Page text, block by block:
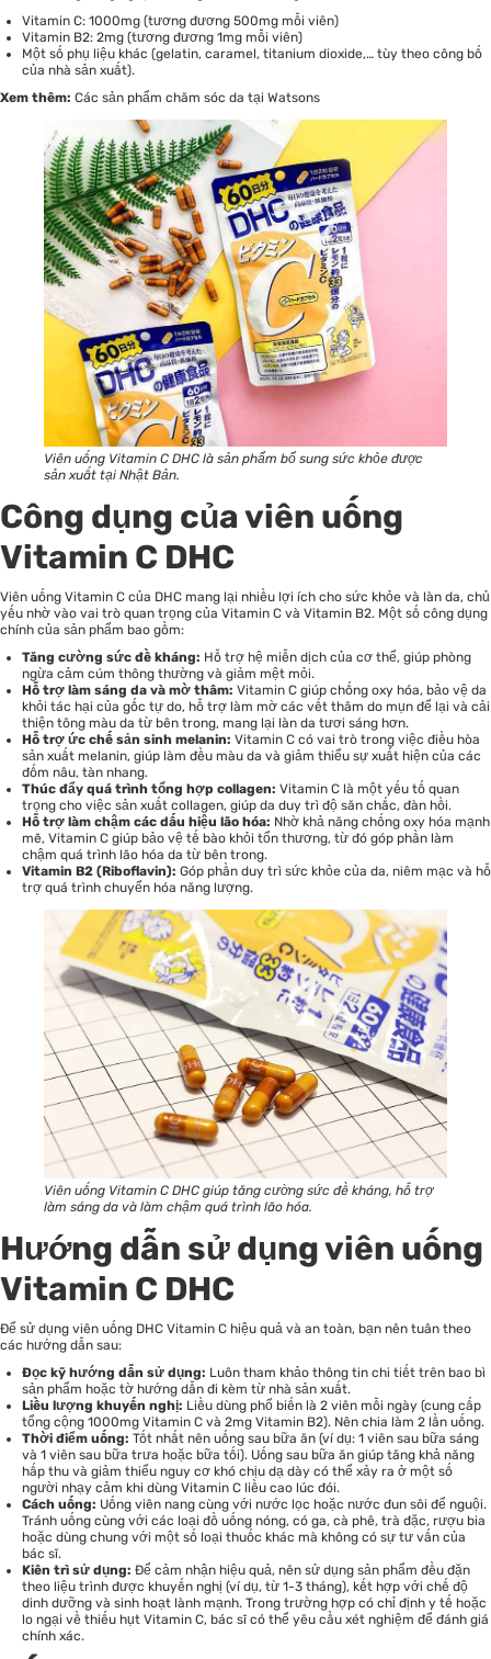
Vitamin C: 1000mg (tương đương 500mg mỗi viên)
Vitamin B2: 2mg (tương đương 1mg mỗi viên)
Một số phụ liệu khác (gelatin, caramel, titanium dioxide,… tùy theo công bố
của nhà sản xuất).
Xem thêm: Các sản phẩm chăm sóc da tại Watsons
Viên uống Vitamin C DHC là sản phẩm bổ sung sức khỏe được
sản xuất tại Nhật Bản.
Công dụng của viên uống
Vitamin C DHC
Viên uống Vitamin C của DHC mang lại nhiều lợi ích cho sức khỏe và làn da, chủ
yếu nhờ vào vai trò quan trọng của Vitamin C và Vitamin B2. Một số công dụng
chính của sản phẩm bao gồm:
Tăng cường sức đề kháng: Hỗ trợ hệ miễn dịch của cơ thể, giúp phòng
ngừa cảm cúm thông thường và giảm mệt mỏi.
Hỗ trợ làm sáng da và mờ thâm: Vitamin C giúp chống oxy hóa, bảo vệ da
khỏi tác hại của gốc tự do, hỗ trợ làm mờ các vết thâm do mụn để lại và cải
thiện tông màu da từ bên trong, mang lại làn da tươi sáng hơn.
Hỗ trợ ức chế sản sinh melanin: Vitamin C có vai trò trong việc điều hòa
sản xuất melanin, giúp làm đều màu da và giảm thiểu sự xuất hiện của các
đốm nâu, tàn nhang.
Thúc đẩy quá trình tổng hợp collagen: Vitamin C là một yếu tố quan
trọng cho việc sản xuất collagen, giúp da duy trì độ săn chắc, đàn hồi.
Hỗ trợ làm chậm các dấu hiệu lão hóa: Nhờ khả năng chống oxy hóa mạnh
mẽ, Vitamin C giúp bảo vệ tế bào khỏi tổn thương, từ đó góp phần làm
chậm quá trình lão hóa da từ bên trong.
Vitamin B2 (Riboflavin): Góp phần duy trì sức khỏe của da, niêm mạc và hỗ
trợ quá trình chuyển hóa năng lượng.
Viên uống Vitamin C DHC giúp tăng cường sức đề kháng, hỗ trợ
làm sáng da và làm chậm quá trình lão hóa.
Hướng dẫn sử dụng viên uống
Vitamin C DHC
Để sử dụng viên uống DHC Vitamin C hiệu quả và an toàn, bạn nên tuân theo
các hướng dẫn sau:
Đọc kỹ hướng dẫn sử dụng: Luôn tham khảo thông tin chi tiết trên bao bì
sản phẩm hoặc tờ hướng dẫn đi kèm từ nhà sản xuất.
Liều lượng khuyến nghị: Liều dùng phổ biến là 2 viên mỗi ngày (cung cấp
tổng cộng 1000mg Vitamin C và 2mg Vitamin B2). Nên chia làm 2 lần uống.
Thời điểm uống: Tốt nhất nên uống sau bữa ăn (ví dụ: 1 viên sau bữa sáng
và 1 viên sau bữa trưa hoặc bữa tối). Uống sau bữa ăn giúp tăng khả năng
hấp thu và giảm thiểu nguy cơ khó chịu dạ dày có thể xảy ra ở một số
người nhạy cảm khi dùng Vitamin C liều cao lúc đói.
Cách uống: Uống viên nang cùng với nước lọc hoặc nước đun sôi để nguội.
Tránh uống cùng với các loại đồ uống nóng, có ga, cà phê, trà đặc, rượu bia
hoặc dùng chung với một số loại thuốc khác mà không có sự tư vấn của
bác sĩ.
Kiên trì sử dụng: Để cảm nhận hiệu quả, nên sử dụng sản phẩm đều đặn
theo liệu trình được khuyến nghị (ví dụ, từ 1-3 tháng), kết hợp với chế độ
dinh dưỡng và sinh hoạt lành mạnh. Trong trường hợp có chỉ định y tế hoặc
lo ngại về thiếu hụt Vitamin C, bác sĩ có thể yêu cầu xét nghiệm để đánh giá
chính xác.